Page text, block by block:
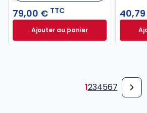
79,00 € TTC
Ajouter au panierCode du travail 2026,
1234567